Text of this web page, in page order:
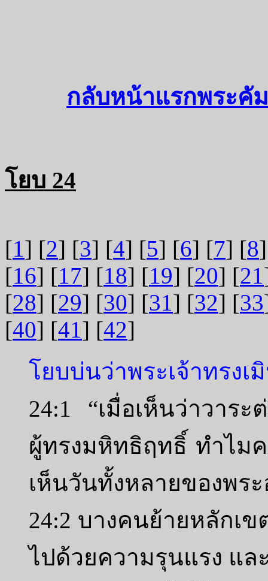
กลับหน้าแรกพระคั
โยบ 24
[1] [2] [3] [4] [5] [6] [7] [8
[16] [17] [18] [19] [20] [21
[28] [29] [30] [31] [32] [33
[40] [41] [42]
โยบบ่นว่าพระเจ้าทรง
24:1 “เมื่อเห็นว่าวาร
ผู้ทรงมหิทธิฤทธิ์ ทำไม
เห็นวันทั้งหลายของพร
24:2 บางคนย้ายหลักเ
ไปด้วยความรุนแรง แล